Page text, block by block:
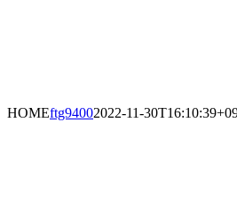
HOMEftg94002022-11-